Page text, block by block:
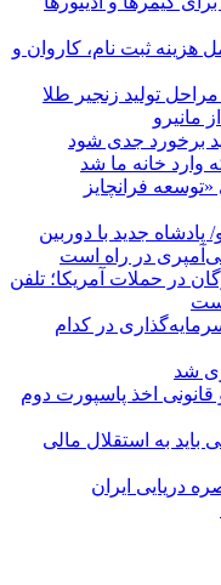
بررسی کامل هزینه ثبت نام، کاروان و
تولید زنجیر طلا
مانیرو
برخورد جدی شود
وارد خانه ما شد
فرانچایز
مشخصات شیائومی ۱۸ پرو/ پادشاه جدید با دوربین
هرمزگان در حملات آمریکا؛ تلفن
در کدام
شد
اخذ پاسپورت دوم
باید به استقلال مالی
دریایی ایران